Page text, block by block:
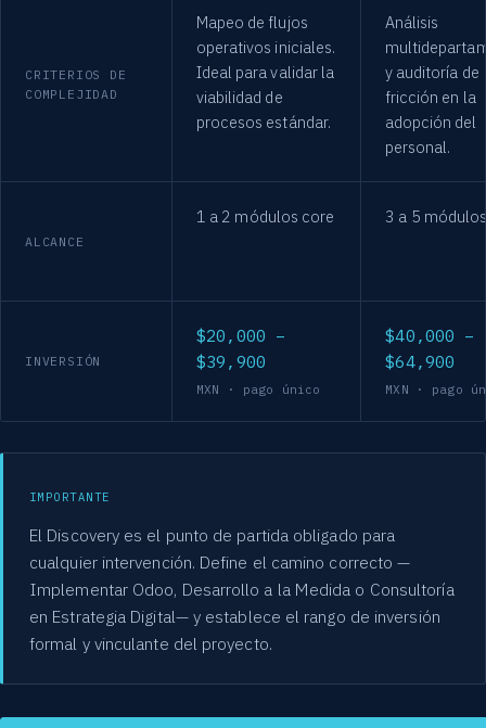
CRITERIOS DE
COMPLEJIDAD
Mapeo de flujos
operativos iniciales.
Ideal para validar la
viabilidad de
procesos estándar.
Análisis
y auditoría de
fricción en la
adopción del
personal.
ALCANCE
1 a 2 módulos core 3 a 5
INVERSIÓN
$20,000 –
$39,900
MXN · pago único
$40,000 –
$64,900
MXN · pago
IMPORTANTE
El Discovery es el punto de partida obligado para
cualquier intervención. Define el camino correcto —
Implementar Odoo, Desarrollo a la Medida o Consultoría
en Estrategia Digital— y establece el rango de inversión
formal y vinculante del proyecto.